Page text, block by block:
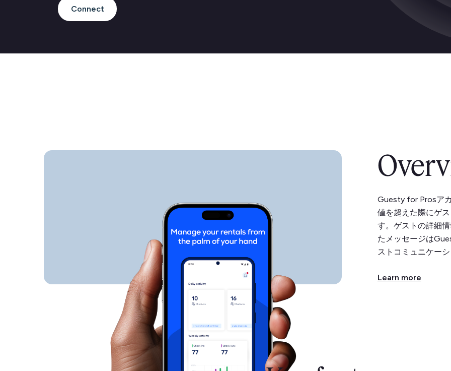
Connect
Guesty for Prosア
値を超えた際にゲ
す。ゲストの詳細
たメッセージは
ストコミュニケー
Learn more